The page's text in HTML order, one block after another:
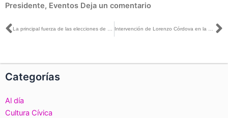
Presidente, Eventos Deja un comentario
Ant
Categorías
Al día
Cultura Cívica